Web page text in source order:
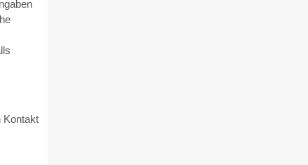
Kontakt